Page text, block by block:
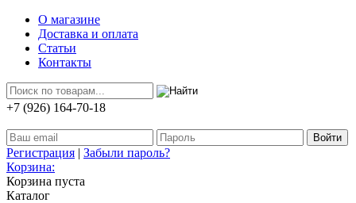
О магазине
Доставка и оплата
Статьи
Контакты
+7 (926) 164-70-18
Регистрация | Забыли пароль?
Корзина:
Корзина пуста
Каталог